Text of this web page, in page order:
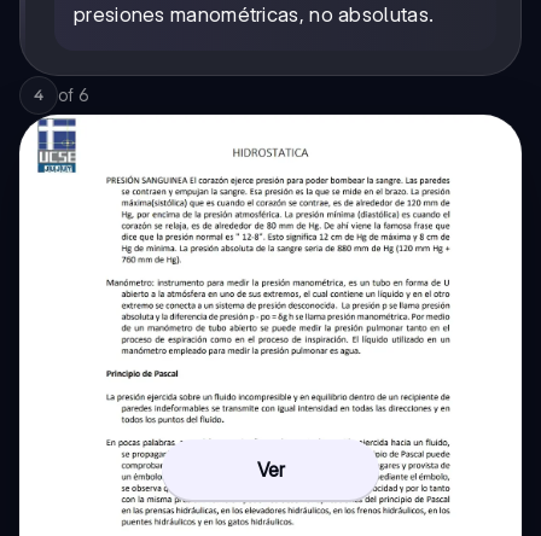
presiones manométricas, no absolutas.
4 of 6
Ver